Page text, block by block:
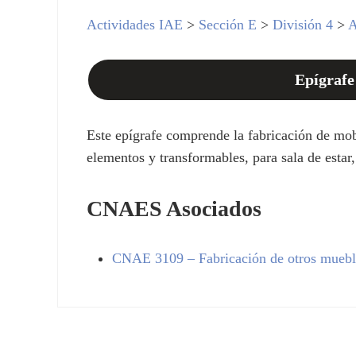
Actividades IAE > Sección E >División 4 >
Este epígrafe comprende la fabricación de
elementos y transformables, para sala de
CNAES Asociados
CNAE 3109– Fabricación de otros